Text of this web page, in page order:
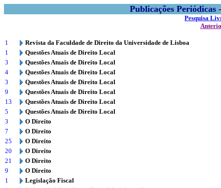
Publicações
Pesquisa
1
Revista da Faculdade de Direito da Universidade de Lisboa
1
Questões Atuais de Direito Local
3
Questões Atuais de Direito Local
4
Questões Atuais de Direito Local
3
Questões Atuais de Direito Local
9
Questões Atuais de Direito Local
13
Questões Atuais de Direito Local
5
Questões Atuais de Direito Local
3
O Direito
7
O Direito
25
O Direito
20
O Direito
21
O Direito
9
O Direito
1
Legislação Fiscal